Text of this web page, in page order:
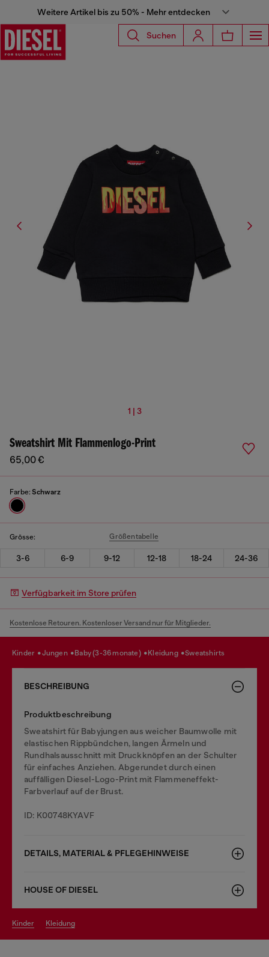
Weitere Artikel bis zu 50% - Mehr entdecken
Suchen
1 | 3
Sweatshirt Mit Flammenlogo-Print
65,00 €
Farbe: Schwarz
Grösse: Größentabelle
3-6 6-9 9-12 12-18 18-24 24-36
Verfügbarkeit im Store prüfen
Kostenlose Retouren. Kostenloser Versand nur für Mitglieder.
kinder jungen baby (3-36 monate) kleidung sweatshirts
BESCHREIBUNG
Produktbeschreibung
Sweatshirt für Babyjungen aus weicher Baumwolle mit
elastischen Rippbündchen, langen Ärmeln und
Rundhalsausschnitt mit Druckknöpfen an der Schulter
für einfaches Anziehen. Abgerundet durch einen
auffälligen Diesel-Logo-Print mit Flammeneffekt-
Farbverlauf auf der Brust.
ID: K00748KYAVF
DETAILS, MATERIAL & PFLEGEHINWEISE
HOUSE OF DIESEL
kinder kleidung